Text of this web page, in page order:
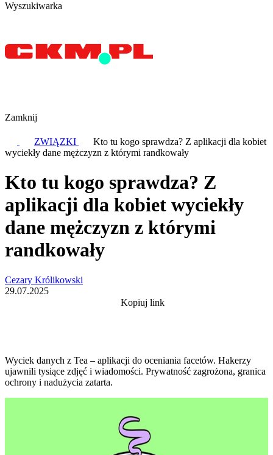
Wyszukiwarka
Zamknij
ZWIĄZKI
Kto tu kogo sprawdza? Z aplikacji dla kobiet
wyciekły dane mężczyzn z którymi randkowały
Kto tu kogo sprawdza? Z
aplikacji dla kobiet wyciekły
dane mężczyzn z którymi
randkowały
Cezary Królikowski
29.07.2025
Kopiuj link
Wyciek danych z Tea – aplikacji do oceniania facetów. Hakerzy
ujawnili tysiące zdjęć i wiadomości. Prywatność zagrożona, granica
ochrony i nadużycia zatarta.